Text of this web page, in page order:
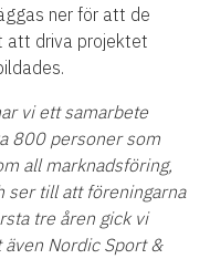
ner för att de
att driva projektet
vi ett samarbete
800 personer som
all marknadsföring,
ser till att föreningarna
tre åren gick vi
Nordic Sport &